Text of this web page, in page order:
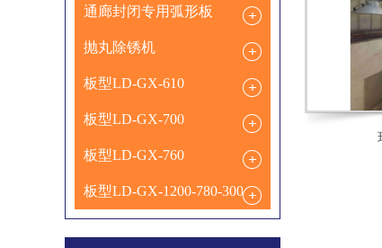
通廊封闭专用弧形板
抛丸除锈机
板型LD-GX-610
板型LD-GX-700
板型LD-GX-760
板型LD-GX-1200-780-300